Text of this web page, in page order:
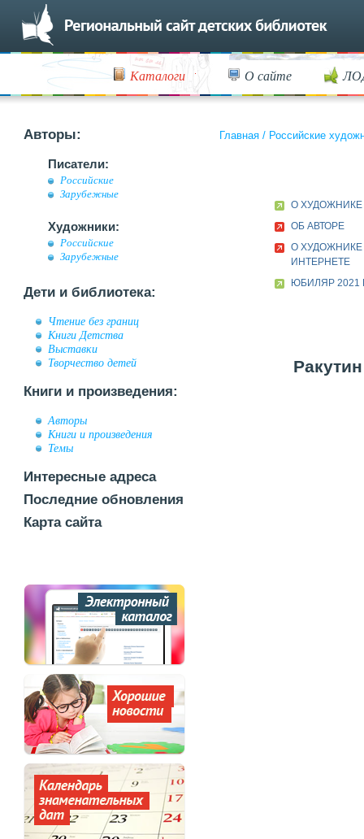
Каталоги О сайте
Авторы:
Писатели:
Российские
Зарубежные
Художники:
Российские
Зарубежные
Дети и библиотека:
Чтение без границ
Книги Детства
Выставки
Творчество детей
Книги и произведения:
Авторы
Книги и произведения
Темы
Интересные адреса
Последние обновления
Карта сайта
Главная / Российские
О ХУДОЖНИКЕ
ОБ АВТОРЕ
О ХУДОЖНИКЕ
ИНТЕРНЕТЕ
ЮБИЛЯР 2021